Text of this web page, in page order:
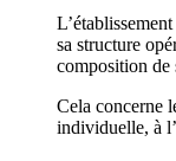
sa structure
composition de
Cela concerne
individuelle, à